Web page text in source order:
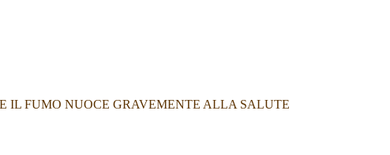
IL FUMO NUOCE GRAVEMENTE ALLA SALUTE